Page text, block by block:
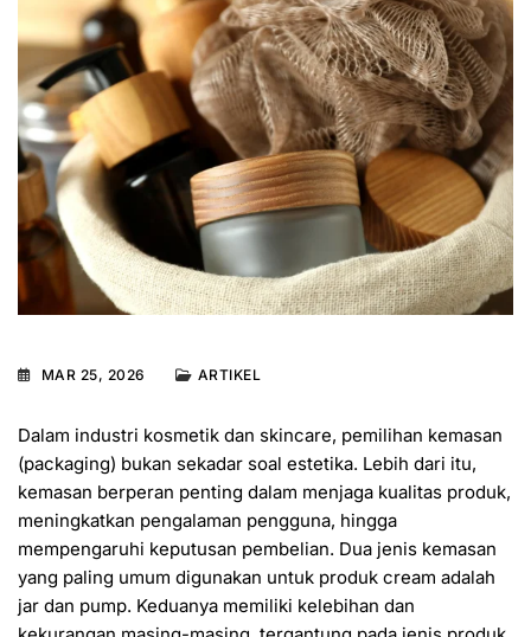
MAR 25, 2026 ARTIKEL
Dalam industri kosmetik dan skincare, pemilihan kemasan
(packaging) bukan sekadar soal estetika. Lebih dari itu,
kemasan berperan penting dalam menjaga kualitas produk,
meningkatkan pengalaman pengguna, hingga
mempengaruhi keputusan pembelian. Dua jenis kemasan
yang paling umum digunakan untuk produk cream adalah
jar dan pump. Keduanya memiliki kelebihan dan